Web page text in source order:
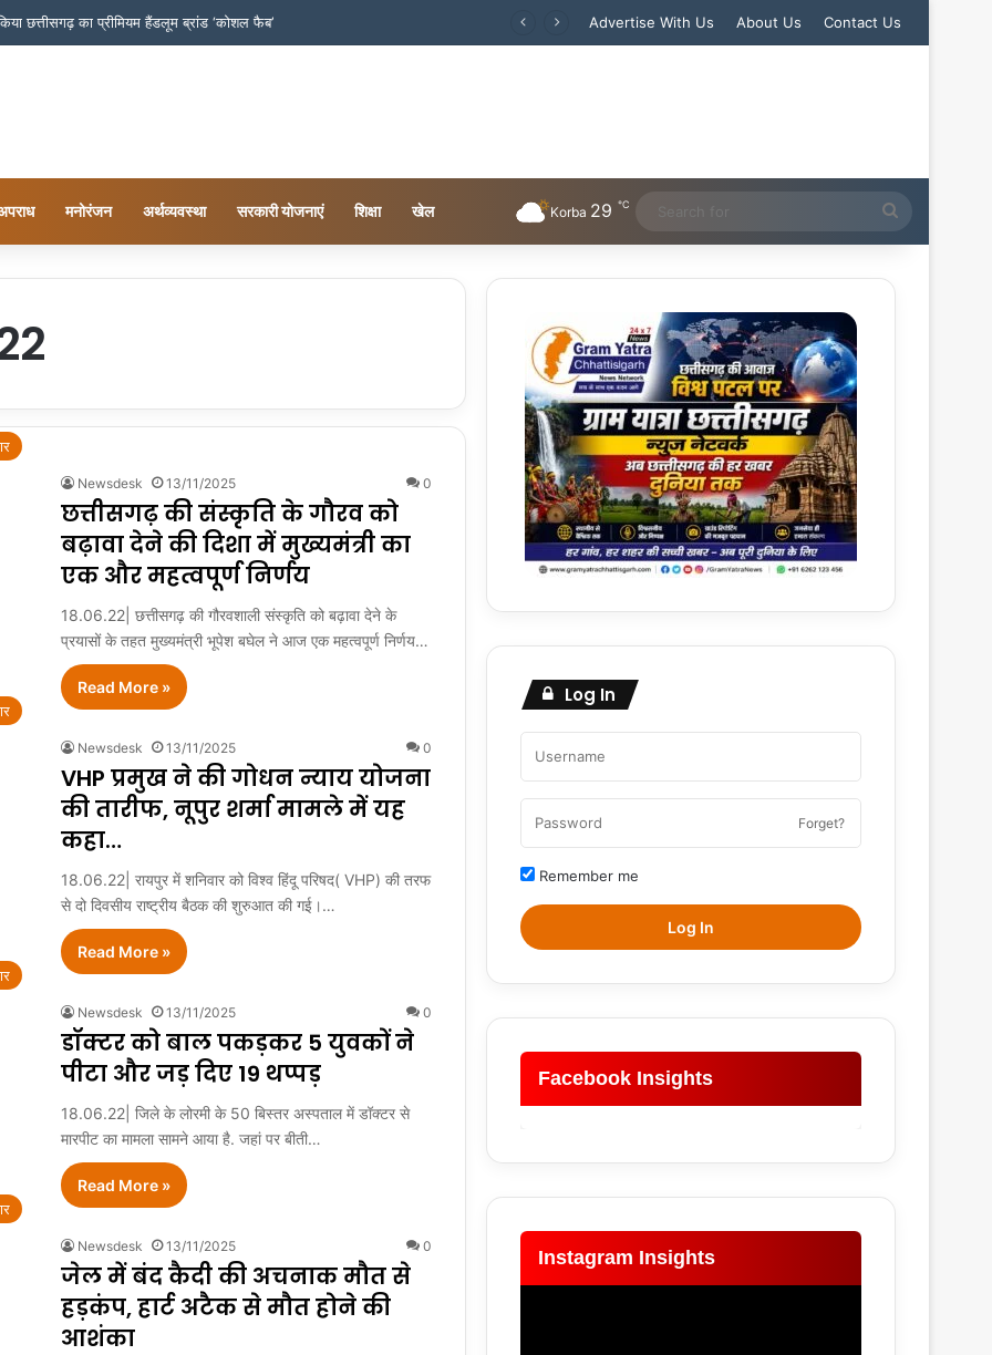
छत्तीसगढ़ का प्रीमियम हैंडलूम ब्रांड ‘कोशल फैब’ Advertise With Us About Us Contact Us
मनोरंजन अर्थव्यवस्था सरकारी योजनाएं शिक्षा खेल Korba 29 ℃
for
Newsdesk 13/11/2025 0
छत्तीसगढ़ की संस्कृति के गौरव को
बढ़ावा देने की दिशा में मुख्यमंत्री का
एक और महत्वपूर्ण निर्णय
18.06.22| छत्तीसगढ़ की गौरवशाली संस्कृति को बढ़ावा देने के
प्रयासों के तहत मुख्यमंत्री भूपेश बघेल ने आज एक महत्वपूर्ण निर्णय…
Read More »
Newsdesk 13/11/2025 0
VHP प्रमुख ने की गोधन न्याय योजना
की तारीफ, नूपुर शर्मा मामले में यह
कहा…
18.06.22| रायपुर में शनिवार को विश्व हिंदू परिषद( VHP) की तरफ
से दो दिवसीय राष्ट्रीय बैठक की शुरुआत की गई।…
Read More »
Newsdesk 13/11/2025 0
डॉक्टर को बाल पकड़कर 5 युवकों ने
पीटा और जड़ दिए 19 थप्पड़
18.06.22| जिले के लोरमी के 50 बिस्तर अस्पताल में डॉक्टर से
मारपीट का मामला सामने आया है. जहां पर बीती…
Read More »
Newsdesk 13/11/2025 0
जेल में बंद कैदी की अचनाक मौत से
हड़कंप, हार्ट अटैक से मौत होने की
आशंका
Log In
Forget?
Remember me
Log In
Facebook Insights
Instagram Insights